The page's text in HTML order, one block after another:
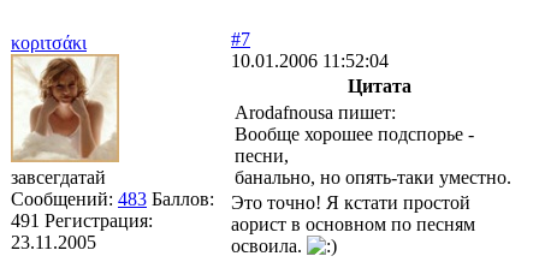
κoριτσάκι
завсегдатай
Сообщений: 483 Баллов:
491 Регистрация:
23.11.2005
#7
10.01.2006 11:52:04
Цитата
Arodafnousa пишет:
Вообще хорошее подспорье -
песни,
банально, но опять-таки уместно.
Это точно! Я кстати простой
аорист в основном по песням
освоила.